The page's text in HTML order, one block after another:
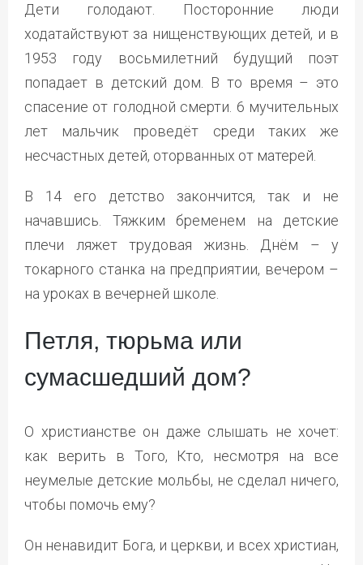
Дети голодают. Посторонние люди
ходатайствуют за нищенствующих детей, и в
1953 году восьмилетний будущий поэт
попадает в детский дом. В то время – это
спасение от голодной смерти. 6 мучительных
лет мальчик проведёт среди таких же
несчастных детей, оторванных от матерей.
В 14 его детство закончится, так и не
начавшись. Тяжким бременем на детские
плечи ляжет трудовая жизнь. Днём – у
токарного станка на предприятии, вечером –
на уроках в вечерней школе.
Петля, тюрьма или
сумасшедший дом?
О христианстве он даже слышать не хочет:
как верить в Того, Кто, несмотря на все
неумелые детские мольбы, не сделал ничего,
чтобы помочь ему?
Он ненавидит Бога, и церкви, и всех христиан,